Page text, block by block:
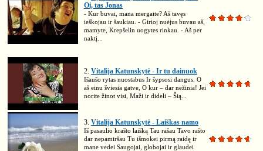
Oi, tas Jonas
- Kur buvai, mana mergaite? Aš tavęs
ieškojau ir šaukiau. - Girioj nuėjus buvau aš,
mamyte, Krepšelin uogytes rinkau. - Aš per
naktį...
2. Vitalija Katunskytė - Ir tu dainuok
Išaušo rytas nuostabus Ir šypsosi dangus. O
aš einu šviesia gatve, O kur – dar nežinia! Jei
norite žinot visi, Maži ir dideli – Šią...
3. Vitalija Katunskytė - Laiškas namo
Iš pasaulio krašto laišką Tau rašau Tavo rašto
dar nepamiršau Tu išmokei pirmą raidę ir
mane vedei Saugojai, globojai ir glaudei